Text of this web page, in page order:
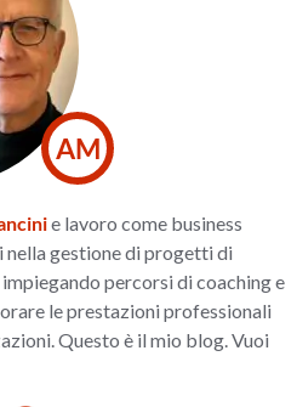
AM
e lavoro come business
nella gestione di progetti di
percorsi di coaching e
le prestazioni professionali
Questo è il mio blog. Vuoi